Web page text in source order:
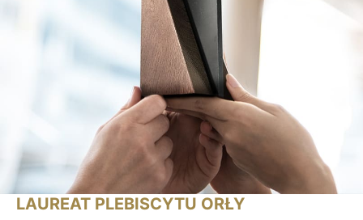
LAUREAT PLEBISCYTU ORŁY